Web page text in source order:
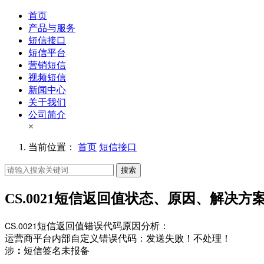
首页
产品与服务
短信接口
短信平台
营销短信
视频短信
新闻中心
关于我们
公司简介
×
当前位置： 首页 短信接口
搜索
CS.0021短信返回值状态、原因、解决方
CS.0021短信返回值错误代码原因分析：
运营商平台内部自定义错误代码：发送失败！不处理！
涉 ： 短信签名未报备